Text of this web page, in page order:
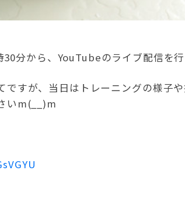
分から、YouTubeのライブ配信を行
ですが、当日はトレーニングの様子
いm(__)m